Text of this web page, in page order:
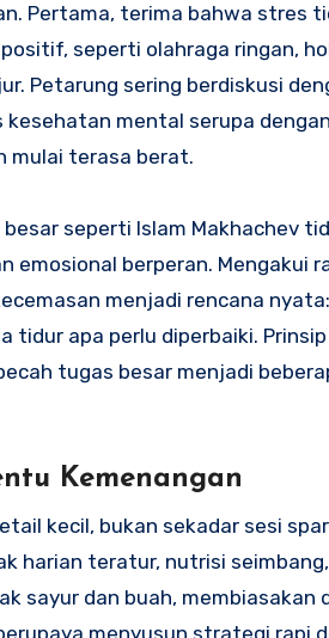
Pertama, terima bahwa stres
seperti olahraga ringan,
Petarung sering berdiskusi
mental serupa
mulai terasa berat.
seperti Islam Makhachev
berperan. Mengakui
menjadi rencana
tidur apa perlu diperbaiki.
tugas besar menjadi
Kemenangan
kecil, bukan sekadar sesi
harian teratur, nutrisi
sayur dan buah, membiasakan